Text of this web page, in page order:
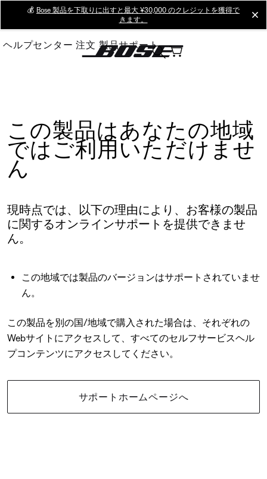
Main
💰 Bose 製品を下取りに出すと最大 ¥30,000 のクレジットを獲得で
きます。
ヘルプセンター 注文 製品サポート
この製品はあなたの地域
ではご利用いただけませ
ん
現時点では、以下の理由により、お客様の製品
に関するオンラインサポートを提供できませ
ん。
この地域では製品のバージョンはサポートされていませ
ん。
この製品を別の国/地域で購入された場合は、それぞれの
Webサイトにアクセスして、すべてのセルフサービスヘル
プコンテンツにアクセスしてください。
サポートホームページへ